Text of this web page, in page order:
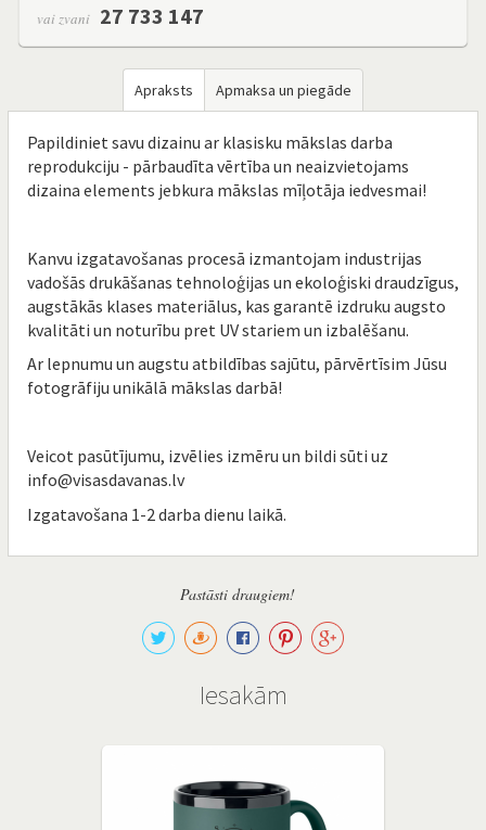
vai zvani 27 733 147
Apraksts Apmaksa un piegāde
Papildiniet savu dizainu ar klasisku mākslas darba
reprodukciju - pārbaudīta vērtība un neaizvietojams
dizaina elements jebkura mākslas mīļotāja iedvesmai!
Kanvu izgatavošanas procesā izmantojam industrijas
vadošās drukāšanas tehnoloģijas un ekoloģiski draudzīgus,
augstākās klases materiālus, kas garantē izdruku augsto
kvalitāti un noturību pret UV stariem un izbalēšanu.
Ar lepnumu un augstu atbildības sajūtu, pārvērtīsim Jūsu
fotogrāfiju unikālā mākslas darbā!
Veicot pasūtījumu, izvēlies izmēru un bildi sūti uz
info@visasdavanas.lv
Izgatavošana 1-2 darba dienu laikā.
Pastāsti draugiem!
Iesakām